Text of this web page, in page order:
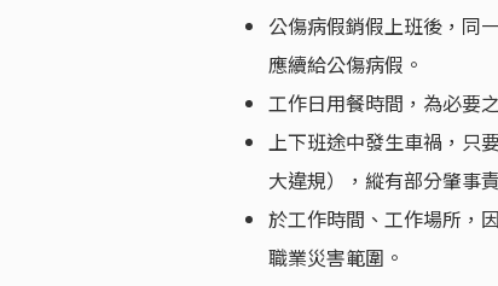
公傷病假銷假上班後，同
應續給公傷病假。
工作日用餐時間，為必要
上下班途中發生車禍，只
大違規），縱有部分肇事
於工作時間、工作場所，
職業災害範圍。